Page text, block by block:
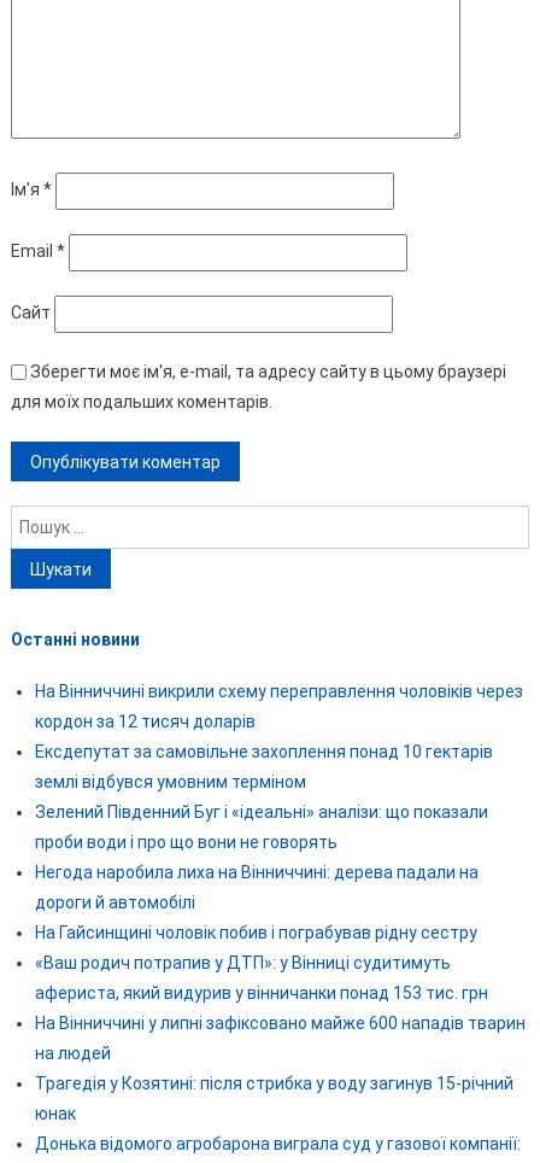
Ім'я *
Email *
Сайт
Зберегти моє ім'я, e-mail, та адресу сайту в цьому браузері
для моїх подальших коментарів.
Пошук:
Останні новини
На Вінниччині викрили схему переправлення чоловіків через
кордон за 12 тисяч доларів
Ексдепутат за самовільне захоплення понад 10 гектарів
землі відбувся умовним терміном
Зелений Південний Буг і «ідеальні» аналізи: що показали
проби води і про що вони не говорять
Негода наробила лиха на Вінниччині: дерева падали на
дороги й автомобілі
На Гайсинщині чоловік побив і пограбував рідну сестру
«Ваш родич потрапив у ДТП»: у Вінниці судитимуть
афериста, який видурив у вінничанки понад 153 тис. грн
На Вінниччині у липні зафіксовано майже 600 нападів тварин
на людей
Трагедія у Козятині: після стрибка у воду загинув 15-річний
юнак
Донька відомого агробарона виграла суд у газової компанії: